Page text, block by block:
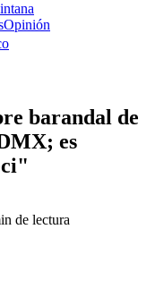
Opinión
barandal de
es
de lectura